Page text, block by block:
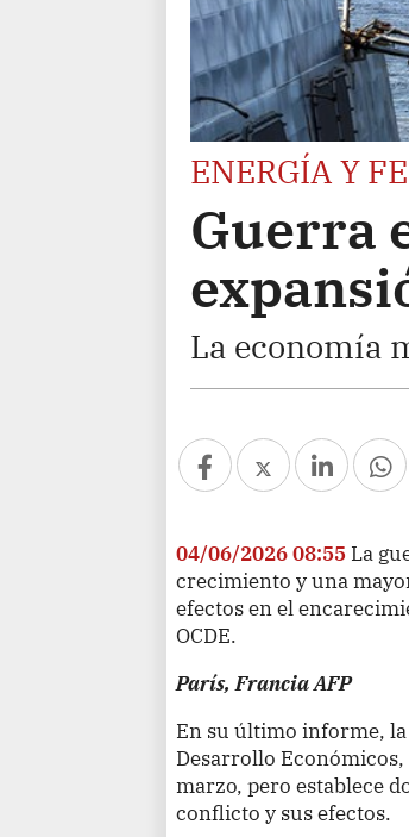
ENERGÍA Y
Guerra
La economía
04/06/2026 08:55 La
crecimiento y una
efectos en el
OCDE.
París, Francia AFP
En su último informe,
Desarrollo Económicos,
marzo, pero establece
conflicto y sus efectos.